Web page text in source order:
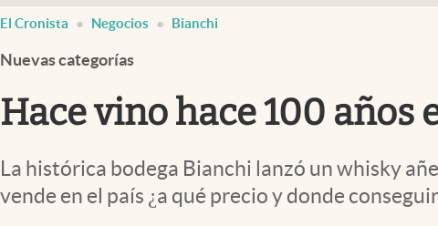
Clima
El Cronista Negocios Bianchi
Nuevas categorías
Hace vino hace 100
La histórica bodega Bianchi lanzó un whisky
vende en el país ¿a qué precio y donde